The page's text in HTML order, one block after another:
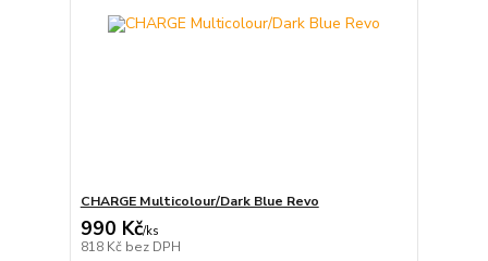
CHARGE Multicolour/Dark Blue Revo
990 Kč/ks
818 Kč bez DPH